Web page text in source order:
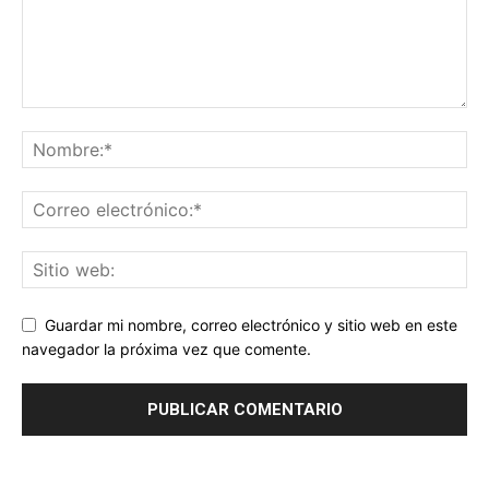
Guardar mi nombre, correo electrónico y sitio web en este
navegador la próxima vez que comente.